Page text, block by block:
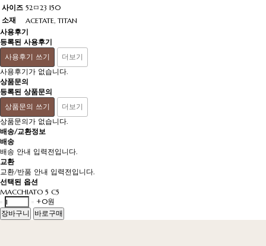
사이즈 52ㅁ23 150
소재
ACETATE, TITAN
사용후기
등록된 사용후기
사용후기 쓰기
더보기
사용후기가 없습니다.
상품문의
등록된 상품문의
상품문의 쓰기
더보기
상품문의가 없습니다.
배송/교환정보
배송
배송 안내 입력전입니다.
교환
교환/반품 안내 입력전입니다.
선택된 옵션
MACCHIATO 5 C5
+0원
장바구니
바로구매